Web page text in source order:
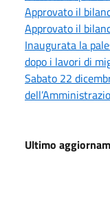
Approvato il
Approvato il
Inaugurata la
dopo i lavori di
Sabato 22
Ultimo